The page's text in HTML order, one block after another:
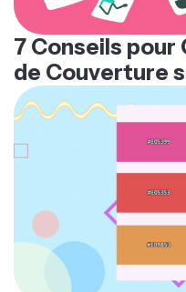
7 Conseils pour
de Couverture